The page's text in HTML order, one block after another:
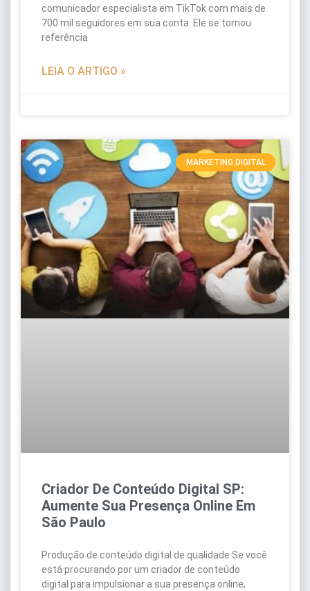
comunicador especialista em TikTok com mais de
700 mil seguidores em sua conta. Ele se tornou
referência
LEIA O ARTIGO »
MARKETING DIGITAL
Criador De Conteúdo Digital SP:
Aumente Sua Presença Online Em
São Paulo
Produção de conteúdo digital de qualidade Se você
está procurando por um criador de conteúdo
digital para impulsionar a sua presença online,